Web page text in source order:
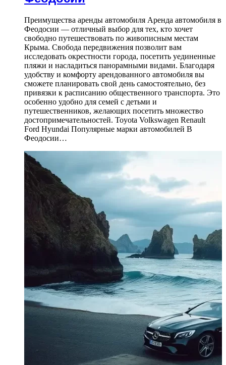
Преимущества аренды автомобиля Аренда автомобиля в
Феодосии — отличный выбор для тех, кто хочет
свободно путешествовать по живописным местам
Крыма. Свобода передвижения позволит вам
исследовать окрестности города, посетить уединенные
пляжи и насладиться панорамными видами. Благодаря
удобству и комфорту арендованного автомобиля вы
сможете планировать свой день самостоятельно, без
привязки к расписанию общественного транспорта. Это
особенно удобно для семей с детьми и
путешественников, желающих посетить множество
достопримечательностей. Toyota Volkswagen Renault
Ford Hyundai Популярные марки автомобилей В
Феодосии…